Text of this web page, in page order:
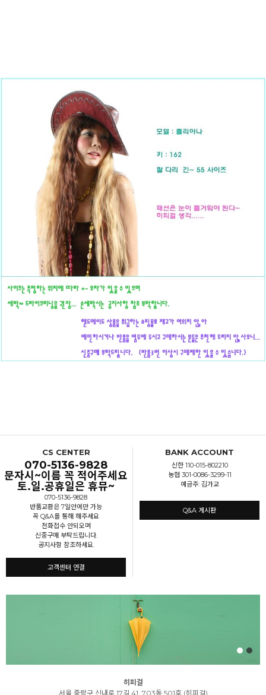
CS CENTER
070-5136-9828
문자시~이름 꼭 적어주세요
토.일.공휴일은 휴뮤~
070-5136-9828
반품교환은 7일안에만 가능
꼭 Q&A를 통해 해주세요
전화접수 안되오며
신중구매 부탁드립니다.
공지사항 참조하세요.
고객센터 연결
BANK ACCOUNT
신한 110-015-802210
농협 301-0086-3299-11
예금주: 김가교
Q&A 게시판
히피걸
서울 중랑구 신내로 17길 41, 703동 501호 (히피걸)